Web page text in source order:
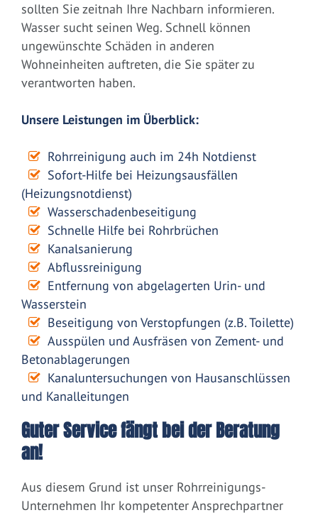
sollten Sie zeitnah Ihre Nachbarn informieren.
Wasser sucht seinen Weg. Schnell können
ungewünschte Schäden in anderen
Wohneinheiten auftreten, die Sie später zu
verantworten haben.
Unsere Leistungen im Überblick:
Rohrreinigung auch im 24h Notdienst
Sofort-Hilfe bei Heizungsausfällen
(Heizungsnotdienst)
Wasserschadenbeseitigung
Schnelle Hilfe bei Rohrbrüchen
Kanalsanierung
Abflussreinigung
Entfernung von abgelagerten Urin- und
Wasserstein
Beseitigung von Verstopfungen (z.B. Toilette)
Ausspülen und Ausfräsen von Zement- und
Betonablagerungen
Kanaluntersuchungen von Hausanschlüssen
und Kanalleitungen
Guter Service fängt bei der Beratung
an!
Aus diesem Grund ist unser Rohrreinigungs-
Unternehmen Ihr kompetenter Ansprechpartner